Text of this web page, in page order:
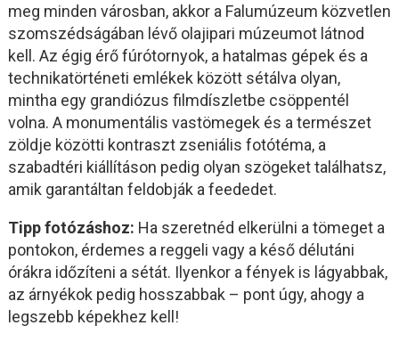
meg minden városban, akkor a Falumúzeum közvetlen
szomszédságában lévő olajipari múzeumot látnod
kell. Az égig érő fúrótornyok, a hatalmas gépek és a
technikatörténeti emlékek között sétálva olyan,
mintha egy grandiózus filmdíszletbe csöppentél
volna. A monumentális vastömegek és a természet
zöldje közötti kontraszt zseniális fotótéma, a
szabadtéri kiállításon pedig olyan szögeket találhatsz,
amik garantáltan feldobják a feededet.
Tipp fotózáshoz: Ha szeretnéd elkerülni a tömeget a
pontokon, érdemes a reggeli vagy a késő délutáni
órákra időzíteni a sétát. Ilyenkor a fények is lágyabbak,
az árnyékok pedig hosszabbak – pont úgy, ahogy a
legszebb képekhez kell!